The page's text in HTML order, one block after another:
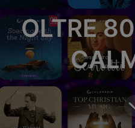
OLTRE